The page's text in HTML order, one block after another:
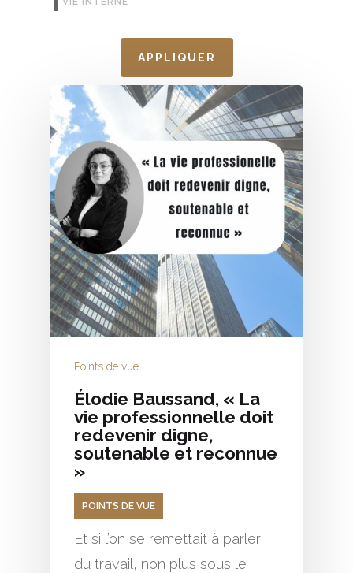
APPLIQUER
Points de vue
Élodie Baussand, « La
vie professionnelle doit
redevenir digne,
soutenable et reconnue
»
POINTS DE VUE
Et si l’on se remettait à parler
du travail, non plus sous le